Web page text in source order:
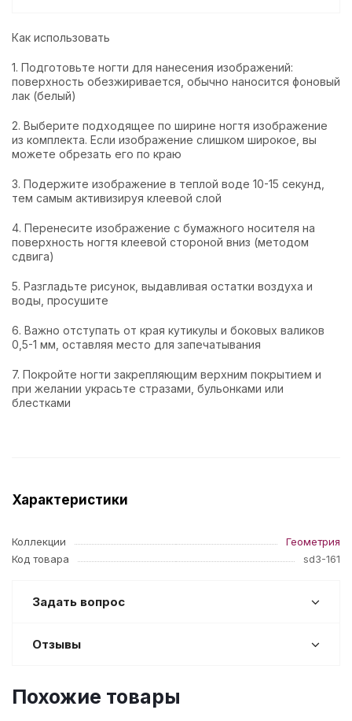
Как использовать
1. Подготовьте ногти для нанесения изображений:
поверхность обезжиривается, обычно наносится фоновый
лак (белый)
2. Выберите подходящее по ширине ногтя изображение
из комплекта. Если изображение слишком широкое, вы
можете обрезать его по краю
3. Подержите изображение в теплой воде 10-15 секунд,
тем самым активизируя клеевой слой
4. Перенесите изображение с бумажного носителя на
поверхность ногтя клеевой стороной вниз (методом
сдвига)
5. Разгладьте рисунок, выдавливая остатки воздуха и
воды, просушите
6. Важно отступать от края кутикулы и боковых валиков
0,5-1 мм, оставляя место для запечатывания
7. Покройте ногти закрепляющим верхним покрытием и
при желании украсьте стразами, бульонками или
блестками
Характеристики
Коллекции
Геометрия
Код товара
sd3-161
Задать вопрос
Отзывы
Похожие товары